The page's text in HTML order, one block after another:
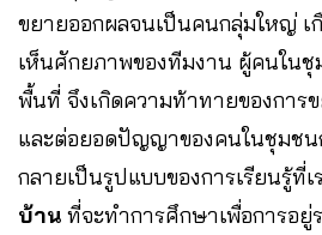
ขยายออกผลจนเป็นคนกลุ่มใหญ่ เ
เห็นศักยภาพของทีมงาน ผู้คนใน
พื้นที่ จึงเกิดความท้าทายของการ
และต่อยอดปัญญาของคนในชุมช
กลายเป็นรูปแบบของการเรียนรู้ที่เ
บ้าน ที่จะทำการศึกษาเพื่อการอยู่